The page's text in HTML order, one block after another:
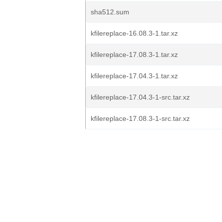
sha512.sum
kfilereplace-16.08.3-1.tar.xz
kfilereplace-17.08.3-1.tar.xz
kfilereplace-17.04.3-1.tar.xz
kfilereplace-17.04.3-1-src.tar.xz
kfilereplace-17.08.3-1-src.tar.xz